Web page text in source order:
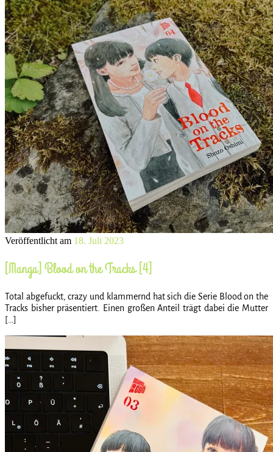
Veröffentlicht am 18. Juli 2023
[Manga] Blood on the Tracks [4]
Total abgefuckt, crazy und klammernd hat sich die Serie Blood on the
Tracks bisher präsentiert. Einen großen Anteil trägt dabei die Mutter
[…]